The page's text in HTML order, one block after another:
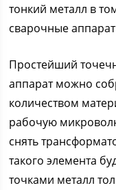
тонкий металл в
сварочные
Простейший
аппарат можно
количеством
рабочую
снять
такого элемента
точками металл